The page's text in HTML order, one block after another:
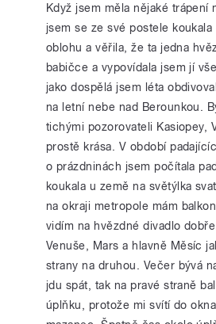
Když jsem měla nějaké trápení
jsem se ze své postele
oblohu a věřila, že ta jedna
babičce a vypovídala jsem jí
jako dospělá jsem léta
na letní nebe nad Berounkou.
tichými pozorovateli Kasiopey,
prostě krása. V období
o prázdninách jsem počítala
koukala u země na světýlka
na okraji metropole mám
vidím na hvězdné divadlo
Venuše, Mars a hlavně Měsíc
strany na druhou. Večer bývá
jdu spát, tak na pravé straně
úplňku, protože mi svítí do